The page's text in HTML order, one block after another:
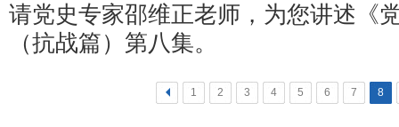
请党史专家邵维正老师，为您讲述《
（抗战篇）第八集。
< 1 2 3 4 5 6 7 8